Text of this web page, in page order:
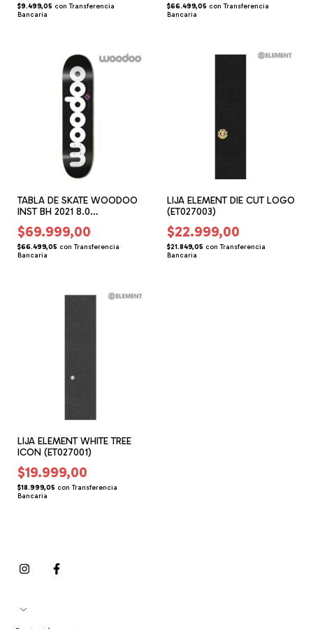
$9.499,05 con Transferencia
Bancaria
$66.499,05 con Transferencia
Bancaria
TABLA DE SKATE WOODOO
INST BH 2021 8.0
(WO037602)
$69.999,00
$66.499,05 con Transferencia
Bancaria
LIJA ELEMENT DIE CUT LOGO
(ET027003)
$22.999,00
$21.849,05 con Transferencia
Bancaria
LIJA ELEMENT WHITE TREE
ICON (ET027001)
$19.999,00
$18.999,05 con Transferencia
Bancaria